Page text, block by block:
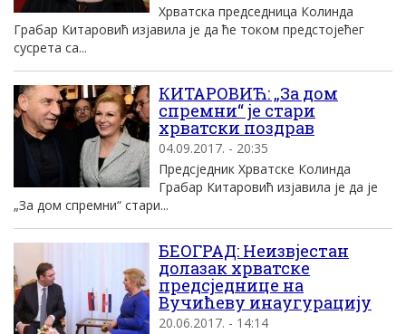
Хрватска председница Колинда
Грабар Китаровић изјавила је да ће током предстојећег
сусрета са...
КИТАРОВИЋ: „За дом
спремни“ је стари
хрватски поздрав
04.09.2017. - 20:35
Предсједник Хрватске Колинда
Грабар Китаровић изјавила је да је
„За дом спремни“ стари...
БЕОГРАД: Неизвјестан
долазак хрватске
предсједнице на
Вучићеву инаугурацију
20.06.2017. - 14:14